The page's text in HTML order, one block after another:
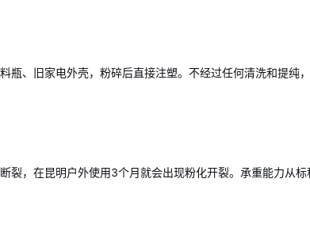
瓶、旧家电外壳，粉碎后直接注塑。不经过任何清洗和提纯
裂，在昆明户外使用3个月就会出现粉化开裂。承重能力从